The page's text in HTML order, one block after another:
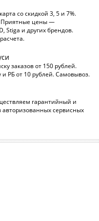
со скидкой 3, 5 и 7%.
Приятные цены —
Stiga и других брендов.
заказов от 150 рублей.
РБ от 10 рублей. Самовывоз.
гарантийный и
сервисных